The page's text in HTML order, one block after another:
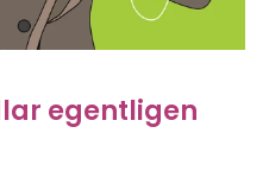
egentligen